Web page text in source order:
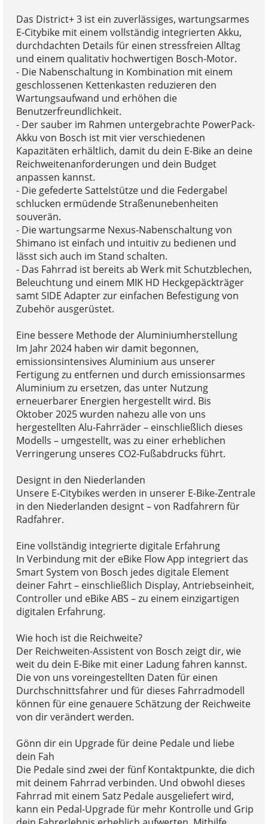
Das District+ 3 ist ein zuverlässiges, wartungsarmes
E-Citybike mit einem vollständig integrierten Akku,
durchdachten Details für einen stressfreien Alltag
und einem qualitativ hochwertigen Bosch-Motor.
- Die Nabenschaltung in Kombination mit einem
geschlossenen Kettenkasten reduzieren den
Wartungsaufwand und erhöhen die
Benutzerfreundlichkeit.
- Der sauber im Rahmen untergebrachte PowerPack-
Akku von Bosch ist mit vier verschiedenen
Kapazitäten erhältlich, damit du dein E-Bike an deine
Reichweitenanforderungen und dein Budget
anpassen kannst.
- Die gefederte Sattelstütze und die Federgabel
schlucken ermüdende Straßenunebenheiten
souverän.
- Die wartungsarme Nexus-Nabenschaltung von
Shimano ist einfach und intuitiv zu bedienen und
lässt sich auch im Stand schalten.
- Das Fahrrad ist bereits ab Werk mit Schutzblechen,
Beleuchtung und einem MIK HD Heckgepäckträger
samt SIDE Adapter zur einfachen Befestigung von
Zubehör ausgerüstet.
Eine bessere Methode der Aluminiumherstellung
Im Jahr 2024 haben wir damit begonnen,
emissionsintensives Aluminium aus unserer
Fertigung zu entfernen und durch emissionsarmes
Aluminium zu ersetzen, das unter Nutzung
erneuerbarer Energien hergestellt wird. Bis
Oktober 2025 wurden nahezu alle von uns
hergestellten Alu-Fahrräder – einschließlich dieses
Modells – umgestellt, was zu einer erheblichen
Verringerung unseres CO2-Fußabdrucks führt.
Designt in den Niederlanden
Unsere E-Citybikes werden in unserer E-Bike-Zentrale
in den Niederlanden designt – von Radfahrern für
Radfahrer.
Eine vollständig integrierte digitale Erfahrung
In Verbindung mit der eBike Flow App integriert das
Smart System von Bosch jedes digitale Element
deiner Fahrt – einschließlich Display, Antriebseinheit,
Controller und eBike ABS – zu einem einzigartigen
digitalen Erfahrung.
Wie hoch ist die Reichweite?
Der Reichweiten-Assistent von Bosch zeigt dir, wie
weit du dein E-Bike mit einer Ladung fahren kannst.
Die von uns voreingestellten Daten für einen
Durchschnittsfahrer und für dieses Fahrradmodell
können für eine genauere Schätzung der Reichweite
von dir verändert werden.
Gönn dir ein Upgrade für deine Pedale und liebe
dein Fah
Die Pedale sind zwei der fünf Kontaktpunkte, die dich
mit deinem Fahrrad verbinden. Und obwohl dieses
Fahrrad mit einem Satz Pedale ausgeliefert wird,
kann ein Pedal-Upgrade für mehr Kontrolle und Grip